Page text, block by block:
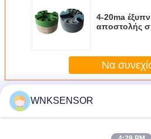
4-20ma
αποστολής
ζευγών Ε&ΤΑ
Να
Περισσότεροι
τοποθετημένη κεφάλι
θερμοκρασίας
WNKSENSOR